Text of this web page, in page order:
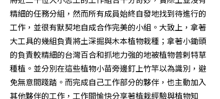
精細的任務分組，然而所有成員始終自發地找到待進行的
工作，並很有默契地自成合作完美的小組。大致上，拿著
大工具的幾組負責將土深掘與木本植物栽種；拿著小鋤頭
的負責較精細的台灣百合和抓地力強的地被植物普剌特草
種植。並分別在這些植物小苗旁邊釘上竹竿以為識別，避
免無意間踐踏。而完成自己工作部分的夥伴，也主動加入
其他夥伴的工作，工作間愉快分享著植栽經驗與植物知